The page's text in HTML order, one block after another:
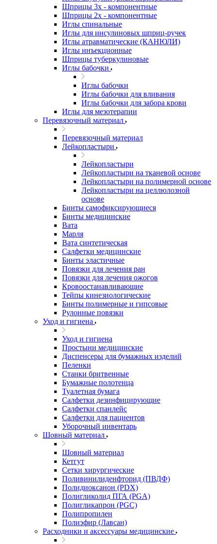
Шприцы 3х - компонентные
Шприцы 2х - компонентные
Иглы спинальные
Иглы для инсулиновых шприц-ручек
Иглы атравматические (КАНЮЛИ)
Иглы инъекционные
Шприцы туберкулиновые
Иглы бабочки
Иглы бабочки
Иглы бабочки для вливания
Иглы бабочки для забора крови
Иглы для мезотерапии
Перевязочный материал
Перевязочный материал
Лейкопластыри
Лейкопластыри
Лейкопластыри на тканевой основе
Лейкопластыри на полимерной основе
Лейкопластыри на целлюлозной
основе
Бинты самофиксирующиеся
Бинты медицинские
Вата
Марля
Вата синтетическая
Салфетки медицинские
Бинты эластичные
Повязки для лечения ран
Повязки для лечения ожогов
Кровоостанавливающие
Тейпы кинезиологические
Бинты полимерные и гипсовые
Рулонные повязки
Уход и гигиена
Уход и гигиена
Простыни медицинские
Диспенсеры для бумажных изделий
Пеленки
Станки бритвенные
Бумажные полотенца
Туалетная бумага
Салфетки дезинфицирующие
Салфетки спанлейс
Салфетки для пациентов
Уборочный инвентарь
Шовный материал
Шовный материал
Кетгут
Сетки хирургические
Поливинилиденфторид (ПВДФ)
Полидиоксанон (PDX)
Полигликолид ПГА (PGA)
Полигликапрон (PGC)
Полипропилен
Полиэфир (Лавсан)
Расходники и аксессуары медицинские